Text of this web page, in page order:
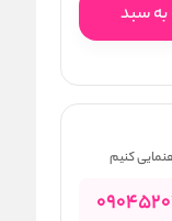
به سبد
کنیم